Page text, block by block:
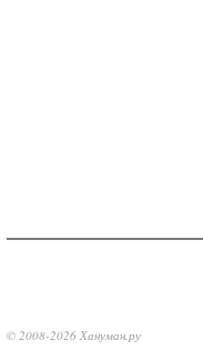
© 2008-2026 Хануман.ру